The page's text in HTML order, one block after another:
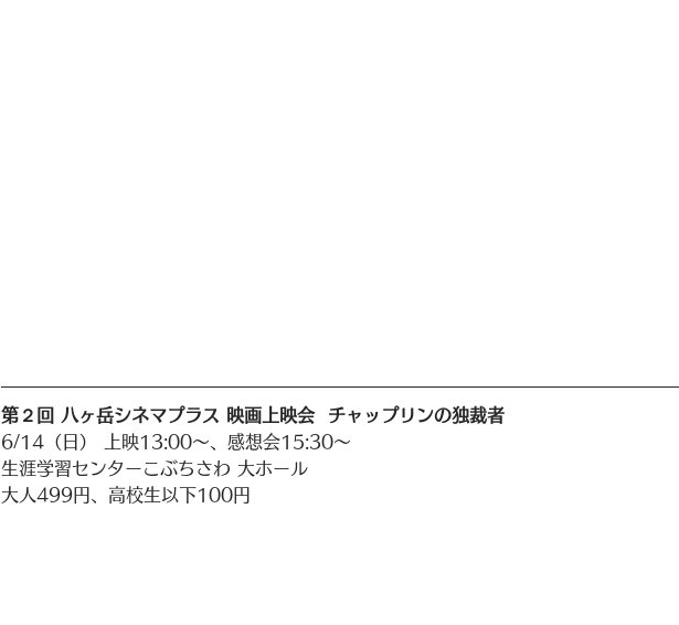
第２回 八ヶ岳シネマプラス 映画上映会  チャップリンの独裁者
6/14（日） 上映13:00〜、感想会15:30〜
生涯学習センターこぶちさわ 大ホール
大人499円、高校生以下100円